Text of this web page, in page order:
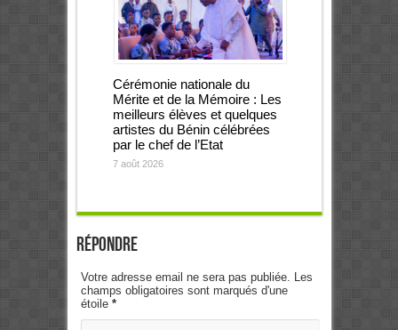
Cérémonie nationale du
Mérite et de la Mémoire : Les
meilleurs élèves et quelques
artistes du Bénin célébrées
par le chef de l’Etat
7 août 2026
Répondre
Votre adresse email ne sera pas publiée. Les
champs obligatoires sont marqués d'une
étoile *